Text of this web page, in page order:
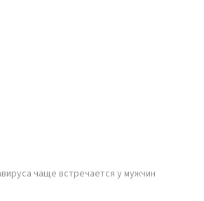
чаще встречается у мужчин